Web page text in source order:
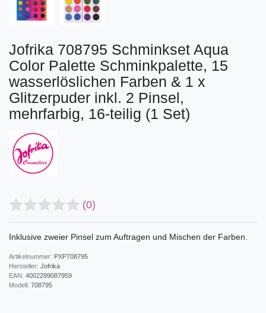
Jofrika 708795 Schminkset Aqua
Color Palette Schminkpalette, 15
wasserlöslichen Farben & 1 x
Glitzerpuder inkl. 2 Pinsel,
mehrfarbig, 16-teilig (1 Set)
(0)
Inklusive zweier Pinsel zum Auftragen und Mischen der Farben.
Artikelnummer: PXP708795
Hersteller: Jofrika
EAN: 4002299087959
Modell: 708795